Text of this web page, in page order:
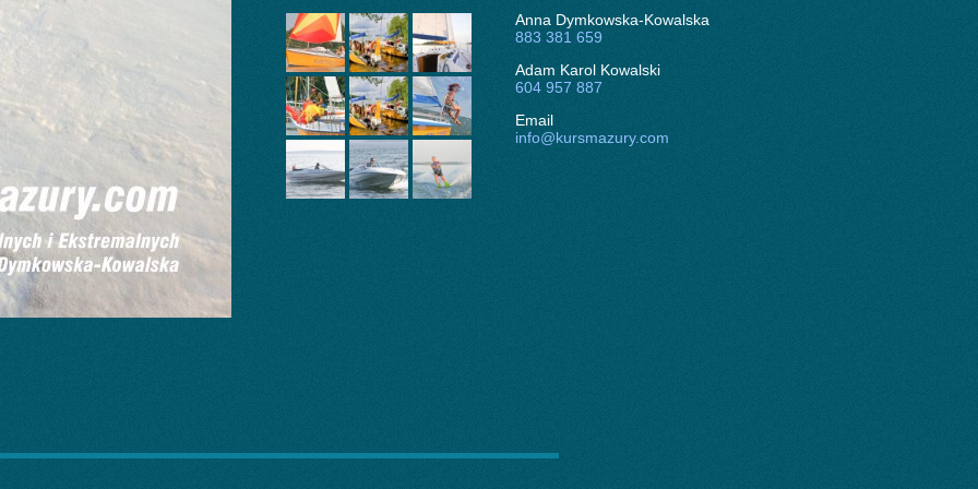
Anna Dymkowska-Kowalska
883 381 659
Adam Karol Kowalski
604 957 887
Email
info@kursmazury.com